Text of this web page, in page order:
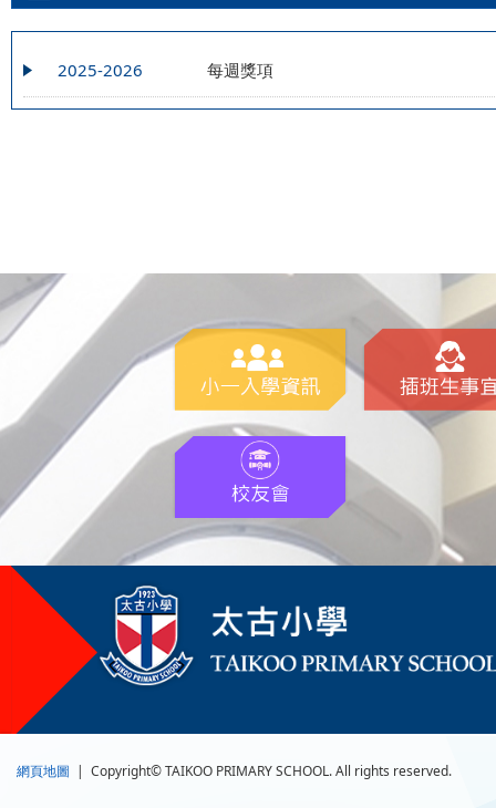
2025-2026 每週獎項
網頁地圖 | Copyright© TAIKOO PRIMARY SCHOOL. All rights reserved.